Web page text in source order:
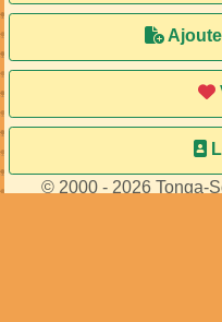
© 2000 - 2026 Tonga-